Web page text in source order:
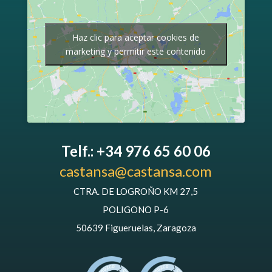
Haz clic para aceptar cookies de
marketing y permitir este contenido
Telf.: +34 976 65 60 06
castansa@castansa.com
CTRA. DE LOGROÑO KM 27,5
POLIGONO P-6
50639 Figueruelas, Zaragoza